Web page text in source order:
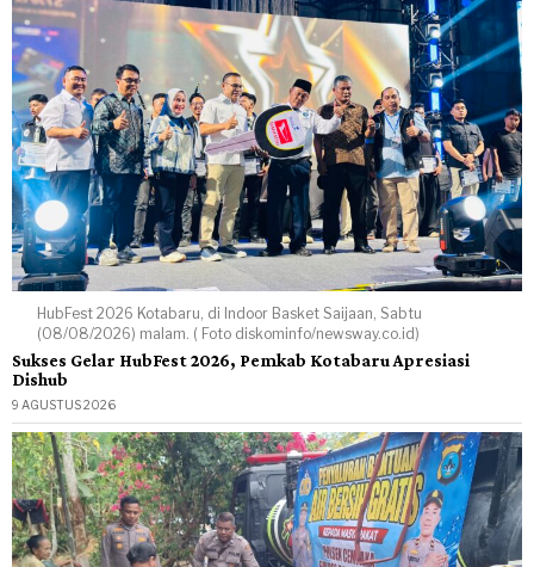
HubFest 2026 Kotabaru, di Indoor Basket Saijaan, Sabtu
(08/08/2026) malam. ( Foto diskominfo/newsway.co.id)
Sukses Gelar HubFest 2026, Pemkab Kotabaru Apresiasi
Dishub
9 AGUSTUS 2026